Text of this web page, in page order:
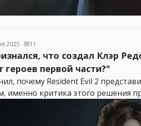
2025 11
что создал Клэр
героев первой части?"
почему Resident Evil 2
именно критика этого решения